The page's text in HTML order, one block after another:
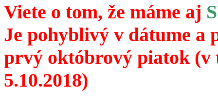
Viete o tom, že máme aj
Je pohyblivý v dátume a
prvý októbrový piatok
5.10.2018)